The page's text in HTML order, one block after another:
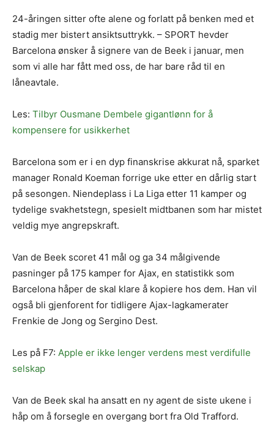
24-åringen sitter ofte alene og forlatt på benken med et
stadig mer bistert ansiktsuttrykk. – SPORT hevder
Barcelona ønsker å signere van de Beek i januar, men
som vi alle har fått med oss, de har bare råd til en
låneavtale.
Les: Tilbyr Ousmane Dembele gigantlønn for å
kompensere for usikkerhet
Barcelona som er i en dyp finanskrise akkurat nå, sparket
manager Ronald Koeman forrige uke etter en dårlig start
på sesongen. Niendeplass i La Liga etter 11 kamper og
tydelige svakhetstegn, spesielt midtbanen som har mistet
veldig mye angrepskraft.
Van de Beek scoret 41 mål og ga 34 målgivende
pasninger på 175 kamper for Ajax, en statistikk som
Barcelona håper de skal klare å kopiere hos dem. Han vil
også bli gjenforent for tidligere Ajax-lagkamerater
Frenkie de Jong og Sergino Dest.
Les på F7: Apple er ikke lenger verdens mest verdifulle
selskap
Van de Beek skal ha ansatt en ny agent de siste ukene i
håp om å forsegle en overgang bort fra Old Trafford.